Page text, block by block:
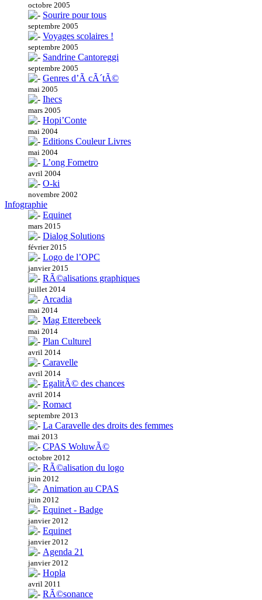
octobre 2005
Sourire pour tous
septembre 2005
Voyages scolaires !
septembre 2005
Sandrine Cantoreggi
septembre 2005
Genres d’Ã cÃ´tÃ©
mai 2005
Ihecs
mars 2005
Hopi’Conte
mai 2004
Editions Couleur Livres
mai 2004
L’ong Fometro
avril 2004
O-ki
novembre 2002
Infographie
Equinet
mars 2015
Dialog Solutions
février 2015
Logo de l’OPC
janvier 2015
RÃ©alisations graphiques
juillet 2014
Arcadia
mai 2014
Mag Etterebeek
mai 2014
Plan Culturel
avril 2014
Caravelle
avril 2014
EgalitÃ© des chances
avril 2014
Romact
septembre 2013
La Caravelle des droits des femmes
mai 2013
CPAS WoluwÃ©
octobre 2012
RÃ©alisation du logo
juin 2012
Animation au CPAS
juin 2012
Equinet - Badge
janvier 2012
Equinet
janvier 2012
Agenda 21
janvier 2012
Hopla
avril 2011
RÃ©sonance